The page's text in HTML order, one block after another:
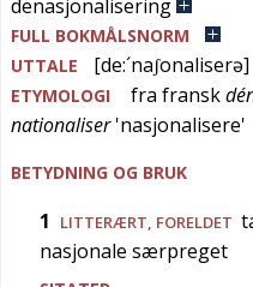
denasjonalisering
FULL BOKMÅLSNORM
UTTALE
[de:´naʃonaliserə]
ETYMOLOGI fra fransk
nationaliser'nasjonalisere'
BETYDNING OG BRUK
1 LITTERÆRT, FORELDET
nasjonale særpreget